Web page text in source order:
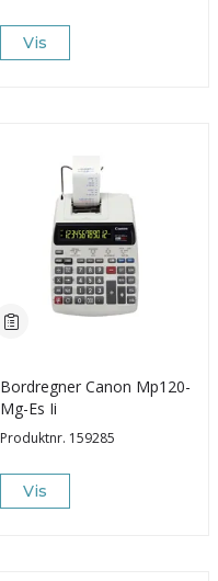
Vis
Bordregner Canon Mp120-
Mg-Es Ii
Produktnr. 159285
Vis